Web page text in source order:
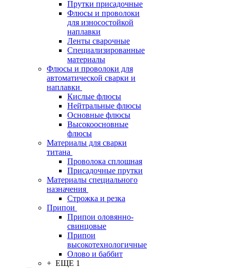
Прутки присадочные
Флюсы и проволоки
для износостойкой
наплавки
Ленты сварочные
Специализированные
материалы
Флюсы и проволоки для
автоматической сварки и
наплавки
Кислые флюсы
Нейтральные флюсы
Основные флюсы
Высокоосновные
флюсы
Материалы для сварки
титана
Проволока сплошная
Присадочные прутки
Материалы специального
назначения
Строжка и резка
Припои
Припои оловянно-
свинцовые
Припои
высокотехнологичные
Олово и баббит
+ ЕЩЕ 1